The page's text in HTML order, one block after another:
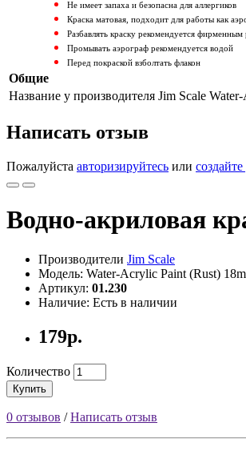
Не имеет запаха и безопасна для аллергиков
Краска матовая, подходит для работы как
Разбавлять краску рекомендуется
Промывать аэрограф рекомендуется водой
Перед покраской взболтать флакон
Общие
Название у производителя Jim Scale
Написать отзыв
Пожалуйста авторизируйтесь или
Водно-акриловая
Производители Jim Scale
Модель: Water-Acrylic Paint (Rust)
Артикул: 01.230
Наличие: Есть в наличии
179р.
Количество
Купить
0 отзывов /Написать отзыв